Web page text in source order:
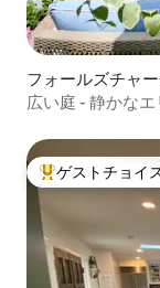
フォールズチャ
広い庭 - 静かな
大好評のゲスト
ゲストチョイ